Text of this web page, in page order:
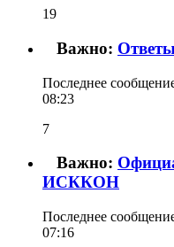
19
Важно:
Последнее
08:23
7
Важно:
ИСККОН
Последнее
07:16